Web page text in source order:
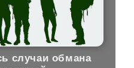
случаи обмана